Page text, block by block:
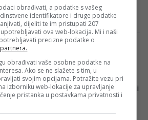
lige…
·18/10/2024
ljubio grb BiH, a sada je heroj
bivši igrač Zrinjskog i
član U-21 reprezentacije Bosne i
ostvario je zapažen nastup
reprezentaciju…
obrađivati, a podatke s vašeg
identifikatore i druge podatke
dijeliti te im pristupati 207
ova web-lokacija. Mi i naši
precizne podatke o
obrađivati vaše osobne podatke na
Ako se ne slažete s tim, u
svojim opcijama. Potražite vezu pri
izborniku web-lokacije za upravljanje
pristanka u postavkama privatnosti i